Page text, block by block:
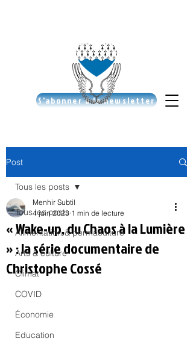
S'abonner à la newsletter
Post
Tous les posts
Alimentation & permaculture
Arts & culture
Climat
COVID
Économie
Education
Tous les posts
« Wake-up, du Chaos à la Lumière
» : la série documentaire de
Christophe Cossé
Menhir Subtil
4 juin 2023 1 min de lecture